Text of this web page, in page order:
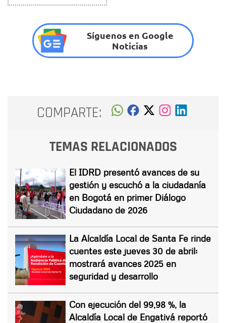
Síguenos en Google
Noticias
COMPARTE:
TEMAS RELACIONADOS
El IDRD presentó avances de su
gestión y escuchó a la ciudadanía
en Bogotá en primer Diálogo
Ciudadano de 2026
La Alcaldía Local de Santa Fe rinde
cuentes este jueves 30 de abril:
mostrará avances 2025 en
seguridad y desarrollo
Con ejecución del 99,98 %, la
Alcaldía Local de Engativá reportó